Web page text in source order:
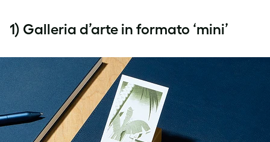
1) Galleria d’arte in formato ‘mini’